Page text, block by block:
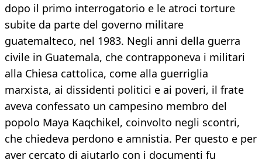
dopo il primo interrogatorio e le atroci torture
subite da parte del governo militare
guatemalteco, nel 1983. Negli anni della guerra
civile in Guatemala, che contrapponeva i militari
alla Chiesa cattolica, come alla guerriglia
marxista, ai dissidenti politici e ai poveri, il frate
aveva confessato un campesino membro del
popolo Maya Kaqchikel, coinvolto negli scontri,
che chiedeva perdono e amnistia. Per questo e per
aver cercato di aiutarlo con i documenti fu